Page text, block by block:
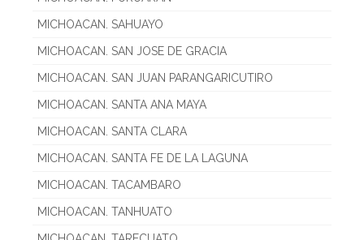
MICHOACAN. SAHUAYO
MICHOACAN. SAN JOSE DE GRACIA
MICHOACAN. SAN JUAN PARANGARICUTIRO
MICHOACAN. SANTA ANA MAYA
MICHOACAN. SANTA CLARA
MICHOACAN. SANTA FE DE LA LAGUNA
MICHOACAN. TACAMBARO
MICHOACAN. TANHUATO